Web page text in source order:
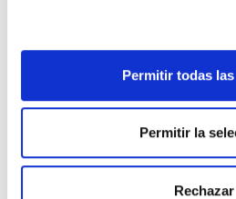
Permitir todas
Permitir la
Rechazar
ARTÍCULOS